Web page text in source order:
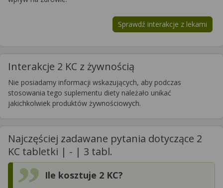
Sprawdź interakcje z lekami
Interakcje 2 KC z żywnością
Nie posiadamy informacji wskazujących, aby podczas
stosowania tego suplementu diety należało unikać
jakichkolwiek produktów żywnościowych.
Najczęściej zadawane pytania dotyczące 2
KC tabletki | - | 3 tabl.
Ile kosztuje 2 KC?